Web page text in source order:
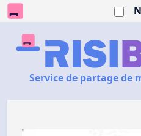
Service de partage de